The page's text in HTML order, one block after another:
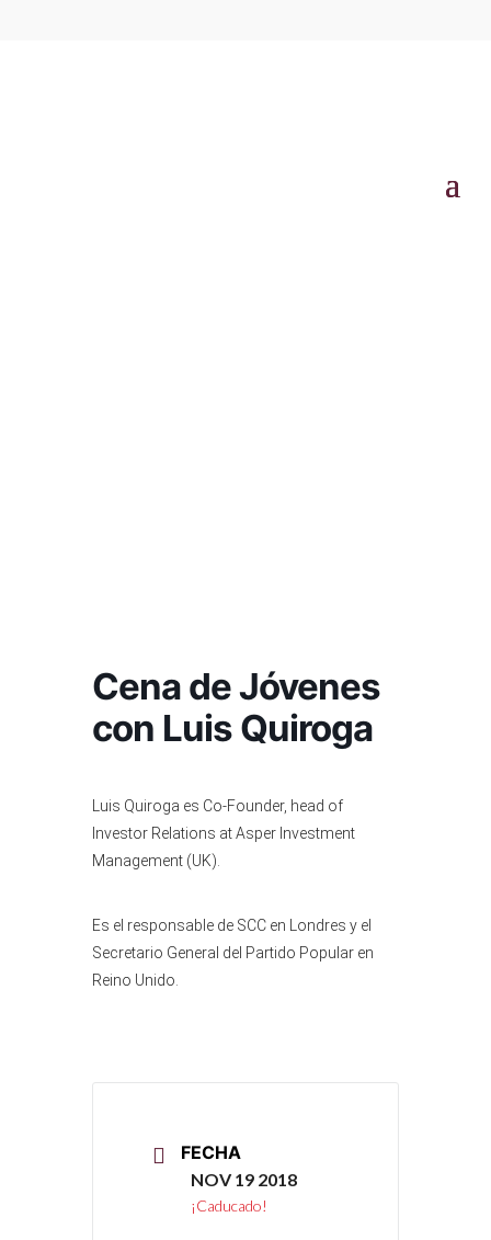
Cena de Jóvenes
con Luis Quiroga
Luis Quiroga es Co-Founder, head of
Investor Relations at Asper Investment
Management (UK).
​Es el responsable de SCC en Londres y el
Secretario General del Partido Popular en
Reino Unido.
FECHA
NOV 19 2018
¡Caducado!